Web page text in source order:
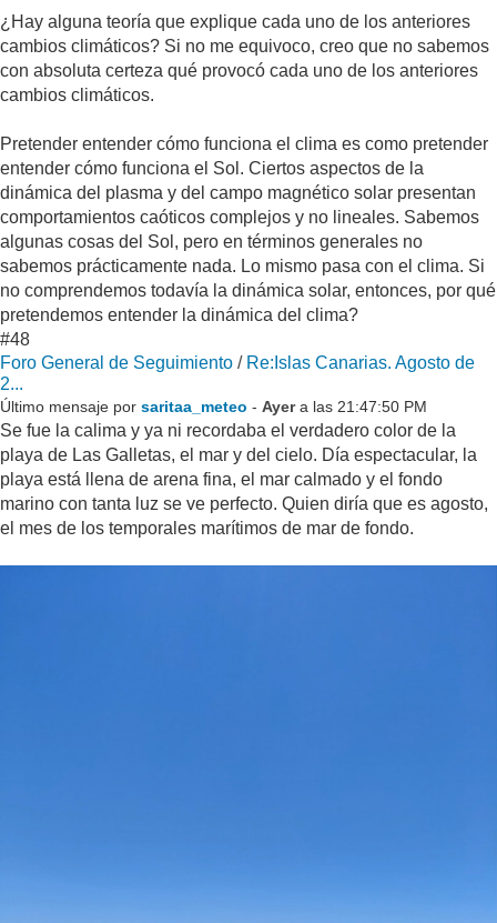
¿Hay alguna teoría que explique cada uno de los anteriores
cambios climáticos? Si no me equivoco, creo que no sabemos
con absoluta certeza qué provocó cada uno de los anteriores
cambios climáticos.
Pretender entender cómo funciona el clima es como pretender
entender cómo funciona el Sol. Ciertos aspectos de la
dinámica del plasma y del campo magnético solar presentan
comportamientos caóticos complejos y no lineales. Sabemos
algunas cosas del Sol, pero en términos generales no
sabemos prácticamente nada. Lo mismo pasa con el clima. Si
no comprendemos todavía la dinámica solar, entonces, por qué
pretendemos entender la dinámica del clima?
#48
Foro General de Seguimiento / Re:Islas Canarias. Agosto de
2...
Último mensaje por saritaa_meteo - Ayera las 21:47:50 PM
Se fue la calima y ya ni recordaba el verdadero color de la
playa de Las Galletas, el mar y del cielo. Día espectacular, la
playa está llena de arena fina, el mar calmado y el fondo
marino con tanta luz se ve perfecto. Quien diría que es agosto,
el mes de los temporales marítimos de mar de fondo.